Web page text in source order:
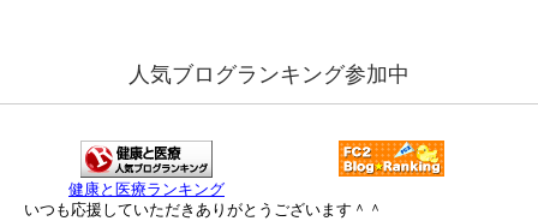
人気ブログランキング参加中
健康と医療ランキング
いつも応援していただきありがとうございます＾＾